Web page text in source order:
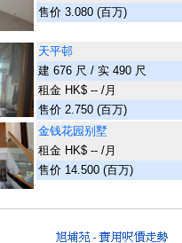
售价 3.080 (百万)
天平邨
建 676 尺 / 实 490 尺
租金 HK$ -- /月
售价 2.750 (百万)
金钱花园别墅
租金 HK$ -- /月
售价 14.500 (百万)